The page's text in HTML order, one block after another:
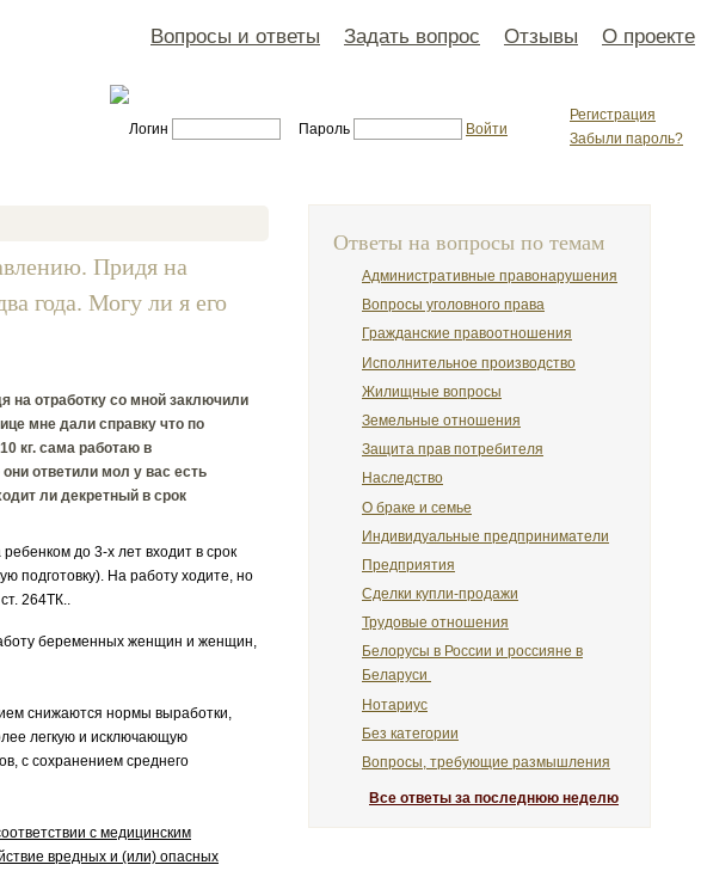
Вопросы и ответы Задать вопрос Отзывы О проекте
Регистрация
Забыли пароль?
Логин Пароль Войти
Придя на
года. Могу ли я его
на отработку со мной заключили
мне дали справку что по
кг. сама работаю в
ответили мол у вас есть
ли декретный в срок
до 3-х лет входит в срок
подготовку). На работу ходите, но
264ТК..
беременных женщин и женщин,
снижаются нормы выработки,
легкую и исключающую
с сохранением среднего
с медицинским
вредных и (или) опасных
Ответы на вопросы по темам
Административные правонарушения
Вопросы уголовного права
Гражданские правоотношения
Исполнительное производство
Жилищные вопросы
Земельные отношения
Защита прав потребителя
Наследство
О браке и семье
Индивидуальные предприниматели
Предприятия
Сделки купли-продажи
Трудовые отношения
Белорусы в России и россияне в
Беларуси
Нотариус
Без категории
Вопросы, требующие размышления
Все ответы за последнюю неделю